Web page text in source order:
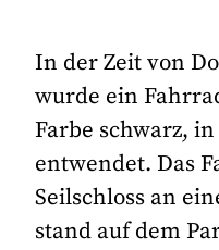
In der Zeit von
wurde ein
Farbe schwarz,
entwendet. Das
Seilschloss an
stand auf dem